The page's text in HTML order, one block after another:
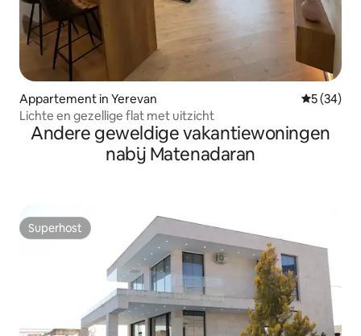
Appartement in Yerevan
5 (34)
Lichte en gezellige flat met uitzicht
Andere geweldige vakantiewoningen
nabij Matenadaran
Superhost
Superhost